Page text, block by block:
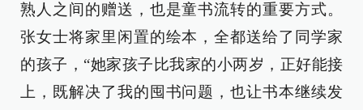
熟人之间的赠送，也是童书流转的重要方式。
张女士将家里闲置的绘本，全都送给了同学家
的孩子，“她家孩子比我家的小两岁，正好能接
上，既解决了我的囤书问题，也让书本继续发